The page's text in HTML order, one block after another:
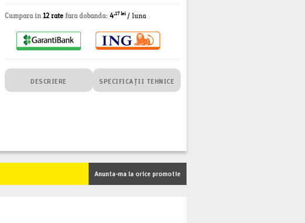
Cumpara in12 ratefara dobanda:4,17 lei/ luna
DESCRIERE SPECIFICAȚII TEHNICE
Anunta-ma la orice promotie